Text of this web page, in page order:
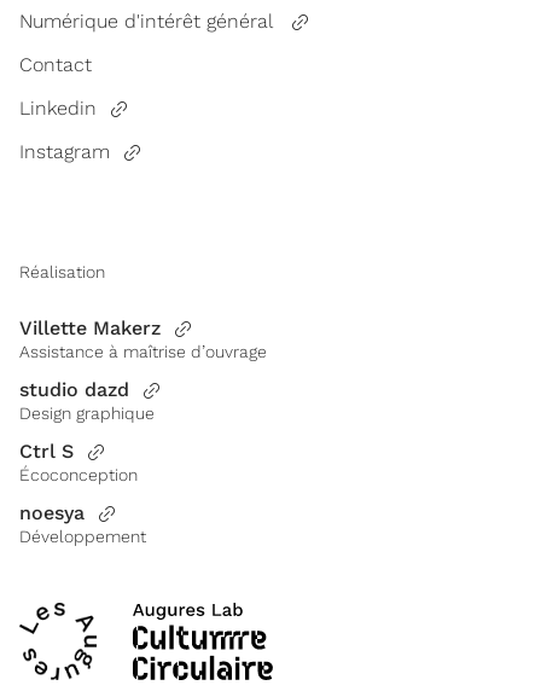
Numérique d'intérêt général
Contact
Linkedin
Instagram
Réalisation
Villette Makerz
Assistance à maîtrise d’ouvrage
studio dazd
Design graphique
Ctrl S
Écoconception
noesya
Développement